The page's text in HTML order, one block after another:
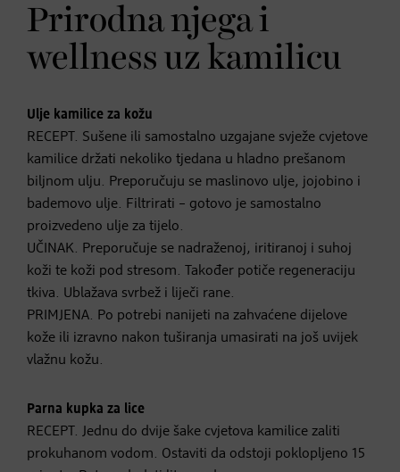
Prirodna njega i
wellness uz kamilicu
Ulje kamilice za kožu
RECEPT. Sušene ili samostalno uzgajane svježe cvjetove
kamilice držati nekoliko tjedana u hladno prešanom
biljnom ulju. Preporučuju se maslinovo ulje, jojobino i
bademovo ulje. Filtrirati – gotovo je samostalno
proizvedeno ulje za tijelo.
UČINAK. Preporučuje se nadraženoj, iritiranoj i suhoj
koži te koži pod stresom. Također potiče regeneraciju
tkiva. Ublažava svrbež i liječi rane.
PRIMJENA. Po potrebi nanijeti na zahvaćene dijelove
kože ili izravno nakon tuširanja umasirati na još uvijek
vlažnu kožu.
Parna kupka za lice
RECEPT. Jednu do dvije šake cvjetova kamilice zaliti
prokuhanom vodom. Ostaviti da odstoji poklopljeno 15